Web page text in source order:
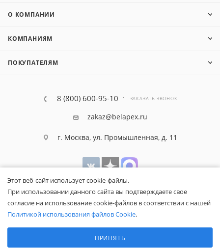
О КОМПАНИИ
КОМПАНИЯМ
ПОКУПАТЕЛЯМ
8 (800) 600-95-10 ЗАКАЗАТЬ ЗВОНОК
zakaz@belapex.ru
г. Москва, ул. Промышленная, д. 11
Общество с ограниченной ответственностью «Белапекс», ИНН
Этот веб-сайт использует cookie-файлы.
При использовании данного сайта вы подтверждаете свое
согласие на использование cookie-файлов в соответствии с нашей
Политикой использования файлов Cookie.
Аналитические/Функциональные
ПРИНЯТЬ